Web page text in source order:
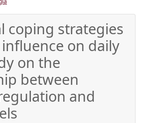
coping strategies
on daily
on the
between
and